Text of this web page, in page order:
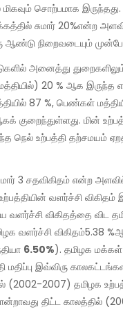
சொற்பமாக இருந்தது.
சுமார் 20%என்ற
ஆண்டு நிறைவடையும்
20 % ஆக இருந்த
87 %, பெண்கள்
குறைந்துள்ளது. மின்
நெல் உற்பத்தி தற்சமயம்
வளர்ச்சி
விகிதத்தை விட
வளர்ச்சி விகிதம்5.38
6.50%). தமிழக
இவ்விரு
(2002-2007) தமிழக
திட்ட காலத்தில்